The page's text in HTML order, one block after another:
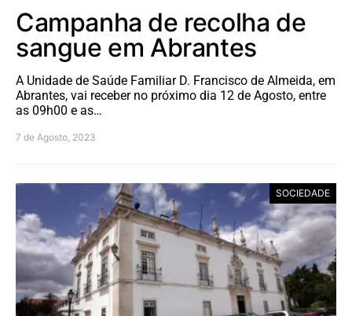
Campanha de recolha de
sangue em Abrantes
A Unidade de Saúde Familiar D. Francisco de Almeida, em
Abrantes, vai receber no próximo dia 12 de Agosto, entre
as 09h00 e as…
7 de Agosto, 2023
SOCIEDADE